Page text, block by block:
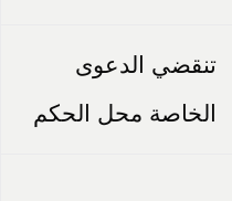
تنقضي الدعوى
الخاصة محل الحكم